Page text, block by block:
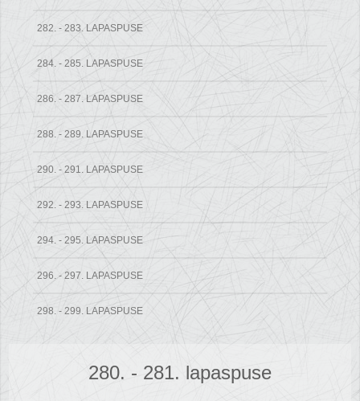
282. - 283. LAPASPUSE
284. - 285. LAPASPUSE
286. - 287. LAPASPUSE
288. - 289. LAPASPUSE
290. - 291. LAPASPUSE
292. - 293. LAPASPUSE
294. - 295. LAPASPUSE
296. - 297. LAPASPUSE
298. - 299. LAPASPUSE
280. - 281. lapaspuse